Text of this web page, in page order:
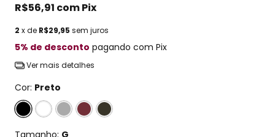
R$56,91 comPix
2 x de R$29,95 sem juros
5% de desconto pagando com Pix
Ver mais detalhes
Cor: Preto